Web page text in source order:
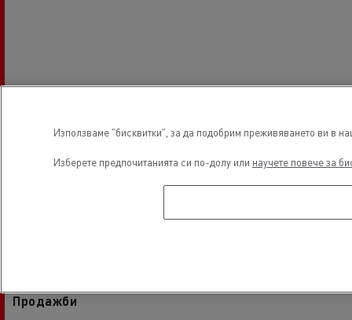
Работно време
Продажби
Използваме "бисквитки", за да подобрим преживяването ви в
Изберете предпочитанията си по-долу или научете повече за